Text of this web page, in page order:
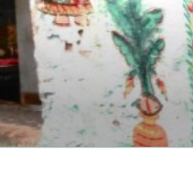
Salta
al
contenuto